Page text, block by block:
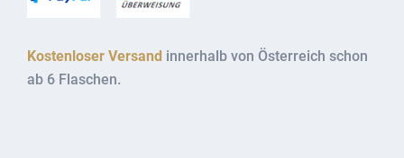
Kostenloser Versand innerhalb von Österreich schon
ab 6 Flaschen.